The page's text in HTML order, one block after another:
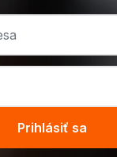
Prihlásiť sa